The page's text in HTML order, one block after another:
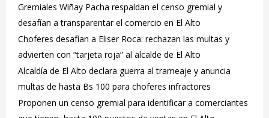
Gremiales Wiñay Pacha respaldan el censo gremial y
desafían a transparentar el comercio en El Alto
Choferes desafían a Eliser Roca: rechazan las multas y
advierten con “tarjeta roja” al alcalde de El Alto
‎Alcaldía de El Alto declara guerra al trameaje y anuncia
multas de hasta Bs 100 para choferes infractores
Proponen un censo gremial para identificar a comerciantes